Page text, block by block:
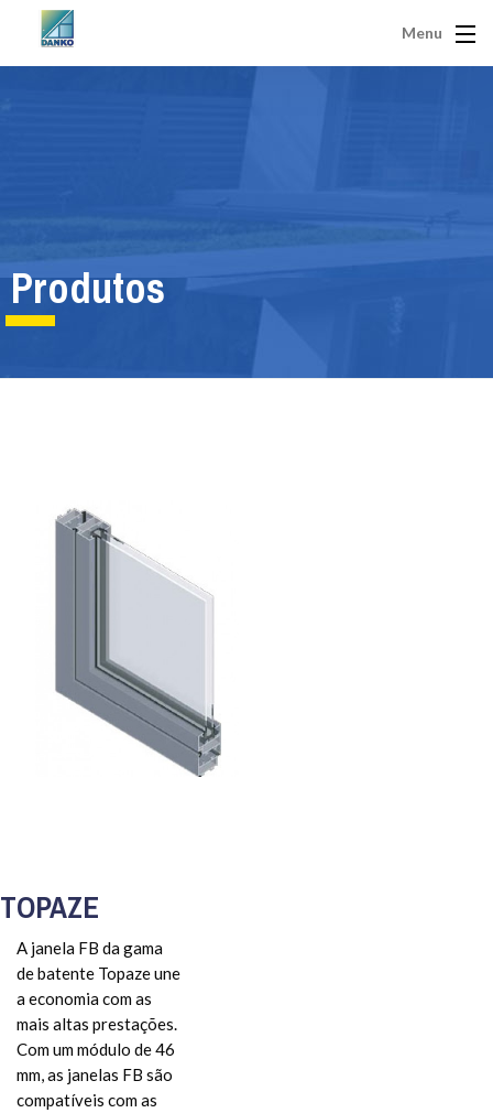
Menu
Produtos
TOPAZE
A janela FB da gama
de batente Topaze une
a economia com as
mais altas prestações.
Com um módulo de 46
mm, as janelas FB são
compatíveis com as